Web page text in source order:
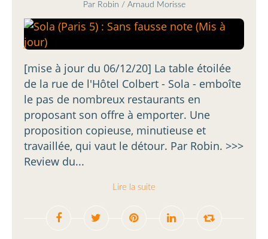
Par Robin / Arnaud Morisse
[mise à jour du 06/12/20] La table étoilée
de la rue de l'Hôtel Colbert - Sola - emboîte
le pas de nombreux restaurants en
proposant son offre à emporter. Une
proposition copieuse, minutieuse et
travaillée, qui vaut le détour. Par Robin. >>>
Review du...
Lire la suite